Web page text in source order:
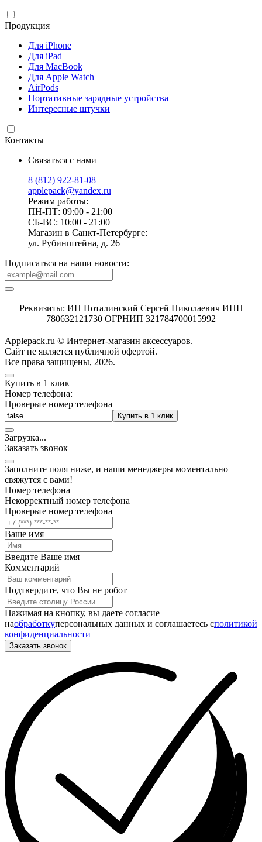
Продукция
Для iPhone
Для iPad
Для MacBook
Для Apple Watch
AirPods
Портативные зарядные устройства
Интересные штучки
Контакты
Связаться с нами
8 (812) 922-81-08
applepack@yandex.ru
Режим работы:
ПН-ПТ: 09:00 - 21:00
СБ-ВС: 10:00 - 21:00
Магазин в Санкт-Петербурге:
ул. Рубинштейна, д. 26
Подписаться на наши новости:
Реквизиты: ИП Поталинский Сергей Николаевич ИНН
780632121730 ОГРНИП 321784700015992
Applepack.ru © Интернет-магазин аксессуаров.
Cайт не является публичной офертой.
Все права защищены, 2026.
Купить в 1 клик
Номер телефона:
Проверьте номер телефона
Купить в 1 клик
Загрузка...
Заказать звонок
Заполните поля ниже, и наши менеджеры моментально
свяжутся с вами!
Номер телефона
Некорректный номер телефона
Проверьте номер телефона
Ваше имя
Введите Ваше имя
Комментарий
Подтвердите, что Вы не робот
Нажимая на кнопку, вы даете согласие
наобработкуперсональных данных и соглашаетесь cполитикой
конфиденциальности
Заказать звонок